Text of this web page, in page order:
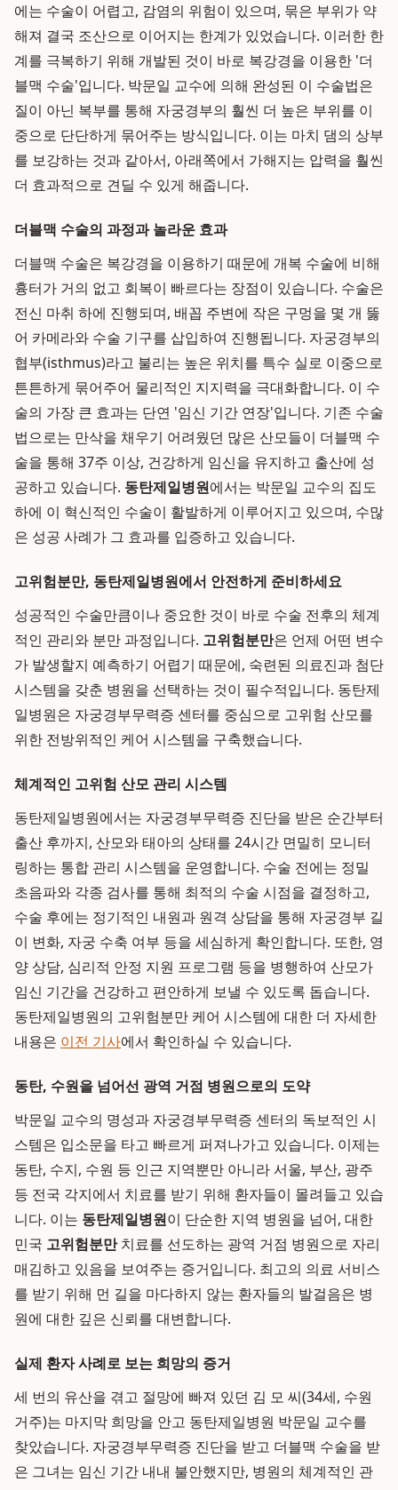
에는 수술이 어렵고, 감염의 위험이 있으며, 묶은 부위가 약
해져 결국 조산으로 이어지는 한계가 있었습니다. 이러한 한
계를 극복하기 위해 개발된 것이 바로 복강경을 이용한 '더
블맥 수술'입니다. 박문일 교수에 의해 완성된 이 수술법은
질이 아닌 복부를 통해 자궁경부의 훨씬 더 높은 부위를 이
중으로 단단하게 묶어주는 방식입니다. 이는 마치 댐의 상부
를 보강하는 것과 같아서, 아래쪽에서 가해지는 압력을 훨씬
더 효과적으로 견딜 수 있게 해줍니다.
더블맥 수술의 과정과 놀라운 효과
더블맥 수술은 복강경을 이용하기 때문에 개복 수술에 비해
흉터가 거의 없고 회복이 빠르다는 장점이 있습니다. 수술은
전신 마취 하에 진행되며, 배꼽 주변에 작은 구멍을 몇 개 뚫
어 카메라와 수술 기구를 삽입하여 진행됩니다. 자궁경부의
협부(isthmus)라고 불리는 높은 위치를 특수 실로 이중으로
튼튼하게 묶어주어 물리적인 지지력을 극대화합니다. 이 수
술의 가장 큰 효과는 단연 '임신 기간 연장'입니다. 기존 수술
법으로는 만삭을 채우기 어려웠던 많은 산모들이 더블맥 수
술을 통해 37주 이상, 건강하게 임신을 유지하고 출산에 성
공하고 있습니다. 동탄제일병원에서는 박문일 교수의 집도
하에 이 혁신적인 수술이 활발하게 이루어지고 있으며, 수많
은 성공 사례가 그 효과를 입증하고 있습니다.
고위험분만, 동탄제일병원에서 안전하게 준비하세요
성공적인 수술만큼이나 중요한 것이 바로 수술 전후의 체계
적인 관리와 분만 과정입니다. 고위험분만은 언제 어떤 변수
가 발생할지 예측하기 어렵기 때문에, 숙련된 의료진과 첨단
시스템을 갖춘 병원을 선택하는 것이 필수적입니다. 동탄제
일병원은 자궁경부무력증 센터를 중심으로 고위험 산모를
위한 전방위적인 케어 시스템을 구축했습니다.
체계적인 고위험 산모 관리 시스템
동탄제일병원에서는 자궁경부무력증 진단을 받은 순간부터
출산 후까지, 산모와 태아의 상태를 24시간 면밀히 모니터
링하는 통합 관리 시스템을 운영합니다. 수술 전에는 정밀
초음파와 각종 검사를 통해 최적의 수술 시점을 결정하고,
수술 후에는 정기적인 내원과 원격 상담을 통해 자궁경부 길
이 변화, 자궁 수축 여부 등을 세심하게 확인합니다. 또한, 영
양 상담, 심리적 안정 지원 프로그램 등을 병행하여 산모가
임신 기간을 건강하고 편안하게 보낼 수 있도록 돕습니다.
동탄제일병원의 고위험분만 케어 시스템에 대한 더 자세한
내용은 이전 기사에서 확인하실 수 있습니다.
동탄, 수원을 넘어선 광역 거점 병원으로의 도약
박문일 교수의 명성과 자궁경부무력증 센터의 독보적인 시
스템은 입소문을 타고 빠르게 퍼져나가고 있습니다. 이제는
동탄, 수지, 수원 등 인근 지역뿐만 아니라 서울, 부산, 광주
등 전국 각지에서 치료를 받기 위해 환자들이 몰려들고 있습
니다. 이는 동탄제일병원이 단순한 지역 병원을 넘어, 대한
민국 고위험분만치료를 선도하는 광역 거점 병원으로 자리
매김하고 있음을 보여주는 증거입니다. 최고의 의료 서비스
를 받기 위해 먼 길을 마다하지 않는 환자들의 발걸음은 병
원에 대한 깊은 신뢰를 대변합니다.
실제 환자 사례로 보는 희망의 증거
세 번의 유산을 겪고 절망에 빠져 있던 김 모 씨(34세, 수원
거주)는 마지막 희망을 안고 동탄제일병원 박문일 교수를
찾았습니다. 자궁경부무력증 진단을 받고 더블맥 수술을 받
은 그녀는 임신 기간 내내 불안했지만, 병원의 체계적인 관